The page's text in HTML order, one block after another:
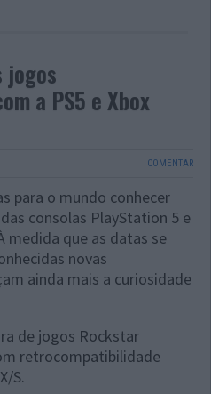
jogos
a PS5 e Xbox
COMENTAR
para o mundo conhecer
consolas PlayStation 5 e
medida que as datas se
novas
ainda mais a curiosidade
de jogos Rockstar
retrocompatibilidade
S.